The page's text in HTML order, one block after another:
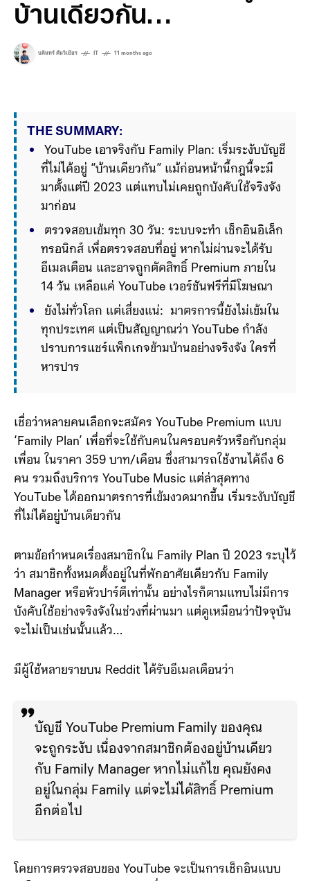
บ้านเดียวกัน…
บดินทร์ ตันวิเชียร 11 months ago
THE SUMMARY:
YouTube เอาจริงกับ Family Plan: เริ่มระงับบัญชี
ที่ไม่ได้อยู่ “บ้านเดียวกัน” แม้ก่อนหน้านี้กฎนี้จะมี
มาตั้งแต่ปี 2023 แต่แทบไม่เคยถูกบังคับใช้จริงจัง
มาก่อน
ตรวจสอบเข้มทุก 30 วัน: ระบบจะทำ เช็กอินอิเล็ก
ทรอนิกส์ เพื่อตรวจสอบที่อยู่ หากไม่ผ่านจะได้รับ
อีเมลเตือน และอาจถูกตัดสิทธิ์ Premium ภายใน
14 วัน เหลือแค่ YouTube เวอร์ชันฟรีที่มีโฆษณา
ยังไม่ทั่วโลก แต่เสี่ยงแน่:  มาตรการนี้ยังไม่เข้มใน
ทุกประเทศ แต่เป็นสัญญาณว่า YouTube กำลัง
ปราบการแชร์แพ็กเกจข้ามบ้านอย่างจริงจัง ใครที่
หารปาร์ตี้กับเพื่อนนอกบ้านเดียวกันมีโอกาสถูกตัด
เชื่อว่าหลายคนเลือกจะสมัคร YouTube Premium แบบ
‘Family Plan’ เพื่อที่จะใช้กับคนในครอบครัวหรือกับกลุ่ม
เพื่อน ในราคา 359 บาท/เดือน ซึ่งสามารถใช้งานได้ถึง 6
คน รวมถึงบริการ YouTube Music แต่ล่าสุดทาง
YouTube ได้ออกมาตรการที่เข้มงวดมากขึ้น เริ่มระงับบัญชี
ตามข้อกำหนดเรื่องสมาชิกใน Family Plan ปี 2023 ระบุไว้
ว่า สมาชิกทั้งหมดตั้งอยู่ในที่พักอาศัยเดียวกับ Family
Manager หรือหัวปาร์ตีเท่านั้น อย่างไรก็ตามแทบไม่มีการ
บังคับใช้อย่างจริงจังในช่วงที่ผ่านมา แต่ดูเหมือนว่าปัจจุบัน
บัญชี YouTube Premium Family ของคุณ
จะถูกระงับ เนื่องจากสมาชิกต้องอยู่บ้านเดียว
กับ Family Manager หากไม่แก้ไข คุณยังคง
อยู่ในกลุ่ม Family แต่จะไม่ได้สิทธิ์ Premium